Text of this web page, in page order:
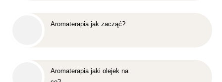
Aromaterapia jak zacząć?
Aromaterapia jaki olejek na